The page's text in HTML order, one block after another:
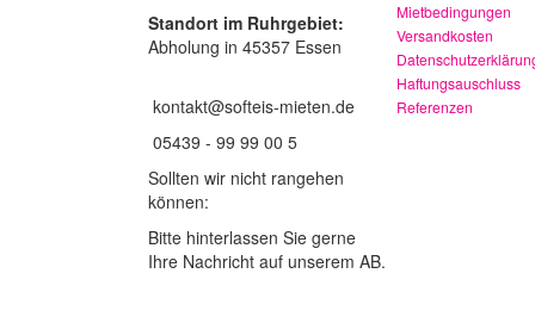
Standort im Ruhrgebiet:
Abholung in 45357 Essen
kontakt@softeis-mieten.de
05439 - 99 99 00 5
Sollten wir nicht rangehen
können:
Bitte hinterlassen Sie gerne
Ihre Nachricht auf unserem AB.
Mietbedingungen
Versandkosten
Haftungsauschluss
Referenzen